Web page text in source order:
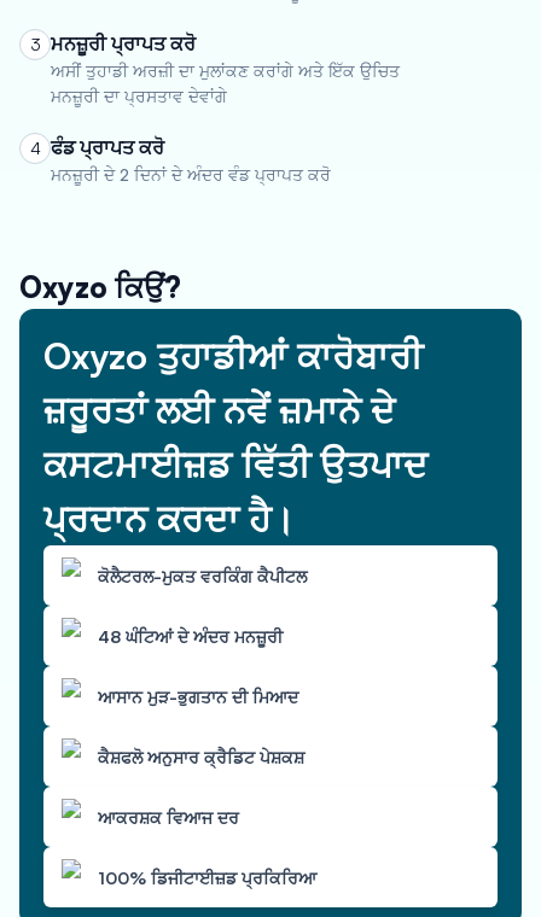
3 ਮਨਜ਼ੂਰੀ ਪ੍ਰਾਪਤ ਕਰੋ
ਅਸੀਂ ਤੁਹਾਡੀ ਅਰਜ਼ੀ ਦਾ ਮੁਲਾਂਕਣ ਕਰਾਂਗੇ ਅਤੇ ਇੱਕ ਉਚਿਤ
ਮਨਜ਼ੂਰੀ ਦਾ ਪ੍ਰਸਤਾਵ ਦੇਵਾਂਗੇ
4 ਫੰਡ ਪ੍ਰਾਪਤ ਕਰੋ
ਮਨਜ਼ੂਰੀ ਦੇ 2 ਦਿਨਾਂ ਦੇ ਅੰਦਰ ਵੰਡ ਪ੍ਰਾਪਤ ਕਰੋ
Oxyzo ਕਿਉਂ?
Oxyzo ਤੁਹਾਡੀਆਂ ਕਾਰੋਬਾਰੀ
ਜ਼ਰੂਰਤਾਂ ਲਈ ਨਵੇਂ ਜ਼ਮਾਨੇ ਦੇ
ਕਸਟਮਾਈਜ਼ਡ ਵਿੱਤੀ ਉਤਪਾਦ
ਪ੍ਰਦਾਨ ਕਰਦਾ ਹੈ।
ਕੋਲੈਟਰਲ-ਮੁਕਤ ਵਰਕਿੰਗ ਕੈਪੀਟਲ
48 ਘੰਟਿਆਂ ਦੇ ਅੰਦਰ ਮਨਜ਼ੂਰੀ
ਆਸਾਨ ਮੁੜ-ਭੁਗਤਾਨ ਦੀ ਮਿਆਦ
ਕੈਸ਼ਫਲੋ ਅਨੁਸਾਰ ਕ੍ਰੈਡਿਟ ਪੇਸ਼ਕਸ਼
ਆਕਰਸ਼ਕ ਵਿਆਜ ਦਰ
100% ਡਿਜੀਟਾਈਜ਼ਡ ਪ੍ਰਕਿਰਿਆ